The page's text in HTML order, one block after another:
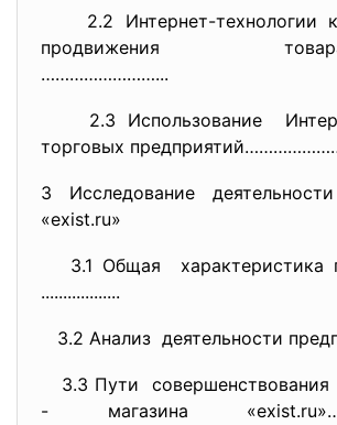
2.2 Интернет-технологии
продвижения
……………………...
2.3 Использование
торговых
3 Исследование
«exist.ru»
3.1 Общая характеристика
..................
3.2 Анализ деятельности
3.3 Пути совершенствования
- магазина